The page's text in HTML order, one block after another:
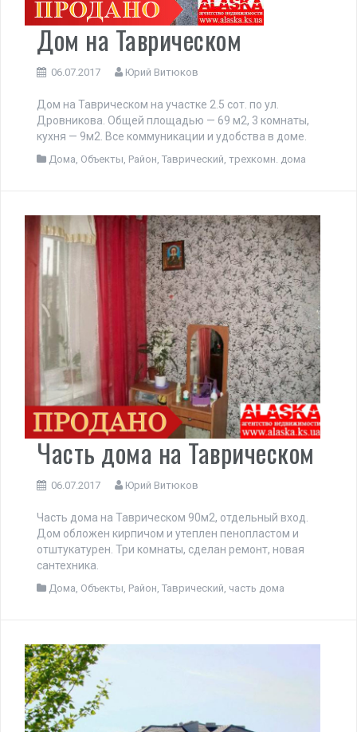
Дом на Таврическом
06.07.2017 Юрий Витюков
Дом на Таврическом на участке 2.5 сот. по ул.
Дровникова. Общей площадью — 69 м2, 3 комнаты,
кухня — 9м2. Все коммуникации и удобства в доме.
Дома, Объекты, Район, Таврический, трехкомн. дома
Часть дома на Таврическом
06.07.2017 Юрий Витюков
Часть дома на Таврическом 90м2, отдельный вход.
Дом обложен кирпичом и утеплен пенопластом и
отштукатурен. Три комнаты, сделан ремонт, новая
сантехника.
Дома Объекты Район Таврический часть дома